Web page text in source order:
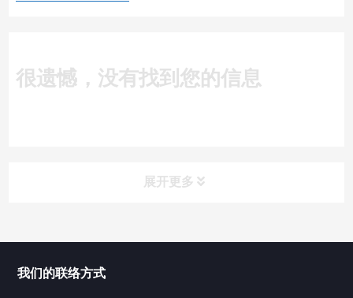
很遗憾，没有找到您的信息
展开更多
我们的联络方式